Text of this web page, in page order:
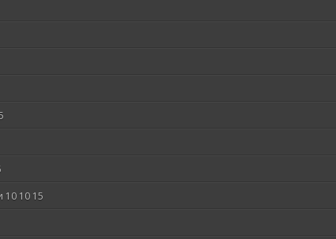
10 10 15